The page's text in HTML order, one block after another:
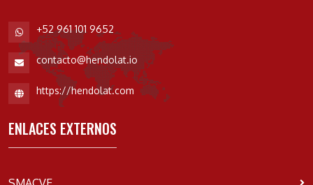
+52 961 101 9652
contacto@hendolat.io
https://hendolat.com
ENLACES EXTERNOS